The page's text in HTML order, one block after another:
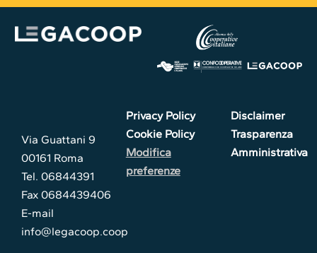
Via Guattani 9
00161 Roma
Tel. 06844391
Fax 0684439406
E-mail
info@legacoop.coop
Privacy Policy
Cookie Policy
Modifica
preferenze
Disclaimer
Trasparenza
Amministrativa